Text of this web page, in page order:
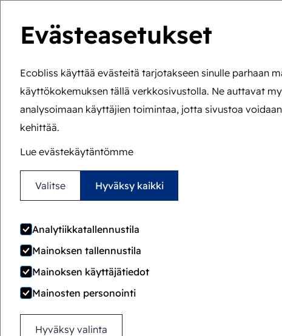
Evästeasetukset
Ecobliss käyttää evästeitä tarjotakseen sinulle parhaan
käyttökokemuksen tällä verkkosivustolla. Ne auttavat
analysoimaan käyttäjien toimintaa, jotta sivustoa
kehittää.
Lue evästekäytäntömme
Valitse Hyväksy kaikki
Analytiikkatallennustila
Mainoksen tallennustila
Mainoksen käyttäjätiedot
Mainosten personointi
Hyväksy valinta
Olet tässä: Etusivu > Matka
Ecobliss started the
the carton
Finding that thin line
protocols with young